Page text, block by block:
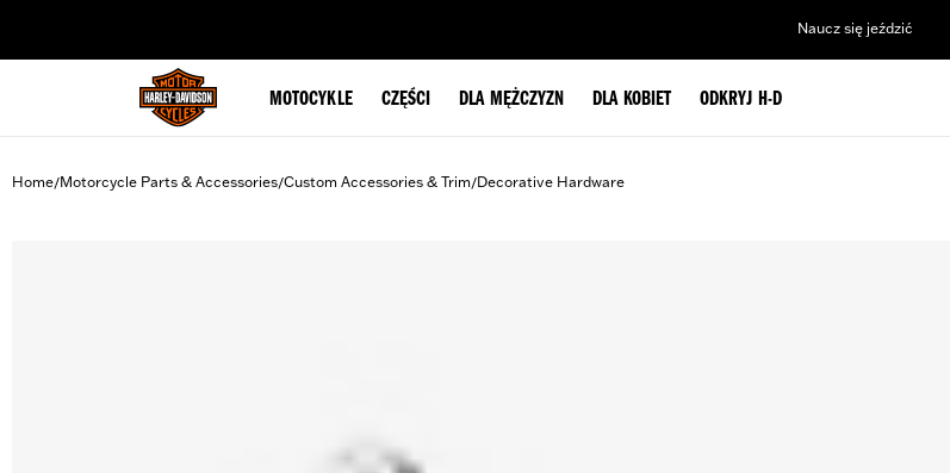
Naucz się jeździć
MOTOCYKLE CZĘŚCI DLA MĘŻCZYZN DLA KOBIET ODKRYJ H-D
Home/Motorcycle Parts & Accessories/Custom Accessories & Trim/Decorative Hardware